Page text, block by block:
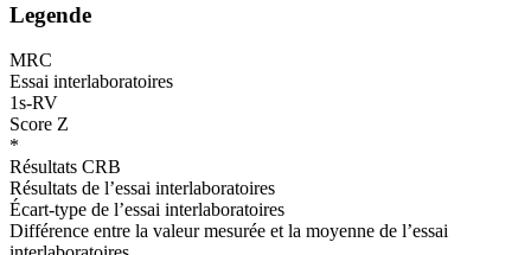
Legende
MRC
Essai interlaboratoires
1s-RV
Score Z
*
Résultats CRB
Résultats de l’essai interlaboratoires
Écart-type de l’essai interlaboratoires
Différence entre la valeur mesurée et la moyenne de l’essai